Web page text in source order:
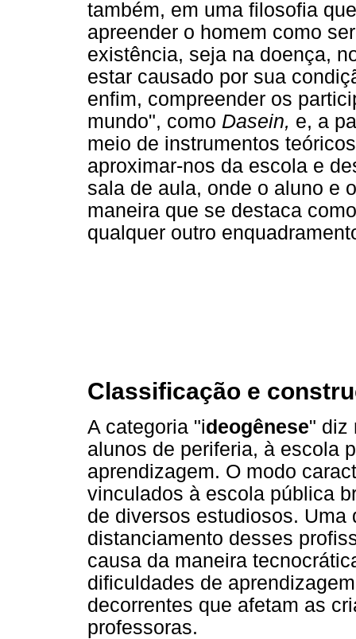
também, em uma filosofia
apreender o homem como
existência, seja na doença,
estar causado por sua
enfim, compreender os
mundo", como Dasein, e, a
meio de instrumentos
aproximar-nos da escola e
sala de aula, onde o aluno e
maneira que se destaca
qualquer outro
Classificação e
A categoria "ideogênese" diz
alunos de periferia, à escola
aprendizagem. O modo
vinculados à escola pública
de diversos estudiosos.
distanciamento desses
causa da maneira
dificuldades de
decorrentes que afetam as
professoras.